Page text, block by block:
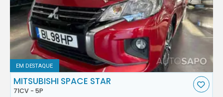
EM DESTAQUE
MITSUBISHI SPACE STAR
71CV - 5P